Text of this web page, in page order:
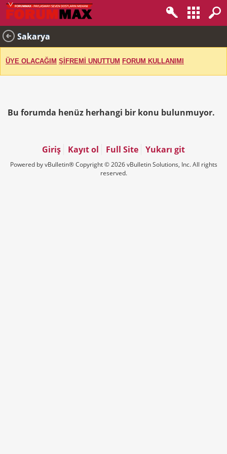
Sakarya
ÜYE OLACAĞIM ŞİFREMİ UNUTTUM FORUM KULLANIMI
Bu forumda henüz herhangi bir konu bulunmuyor.
Giriş Kayıt ol Full Site Yukarı git
Powered by vBulletin® Copyright © 2026 vBulletin Solutions, Inc. All rights
reserved.